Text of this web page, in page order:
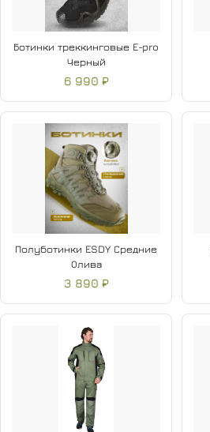
Ботинки треккинговые E-pro
Черный
6 990 ₽
Полуботинки ESDY Средние
Олива
3 890 ₽